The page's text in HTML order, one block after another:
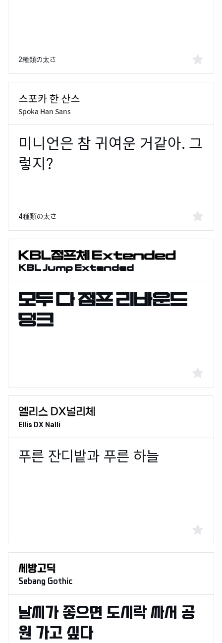
2種類の太さ
Spoka Han Sans
4種類の太さ
KBL Jump Extended
Ellis DX Nalli
Sebang Gothic